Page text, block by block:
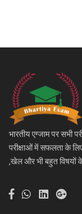
भारतीय एग्जाम पर सभी
परीक्षाओं में सफलता के लिए
,खेल और भी बहुत विषयों